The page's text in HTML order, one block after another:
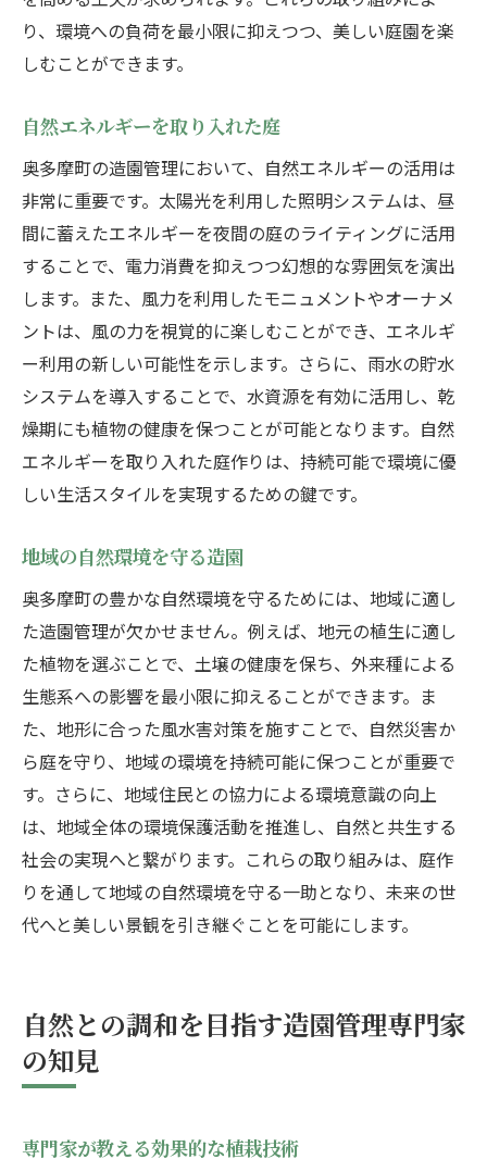
り、環境への負荷を最小限に抑えつつ、美しい庭園を楽
しむことができます。
自然エネルギーを取り入れた庭
奥多摩町の造園管理において、自然エネルギーの活用は
非常に重要です。太陽光を利用した照明システムは、昼
間に蓄えたエネルギーを夜間の庭のライティングに活用
することで、電力消費を抑えつつ幻想的な雰囲気を演出
します。また、風力を利用したモニュメントやオーナメ
ントは、風の力を視覚的に楽しむことができ、エネルギ
ー利用の新しい可能性を示します。さらに、雨水の貯水
システムを導入することで、水資源を有効に活用し、乾
燥期にも植物の健康を保つことが可能となります。自然
エネルギーを取り入れた庭作りは、持続可能で環境に優
しい生活スタイルを実現するための鍵です。
地域の自然環境を守る造園
奥多摩町の豊かな自然環境を守るためには、地域に適し
た造園管理が欠かせません。例えば、地元の植生に適し
た植物を選ぶことで、土壌の健康を保ち、外来種による
生態系への影響を最小限に抑えることができます。ま
た、地形に合った風水害対策を施すことで、自然災害か
ら庭を守り、地域の環境を持続可能に保つことが重要で
す。さらに、地域住民との協力による環境意識の向上
は、地域全体の環境保護活動を推進し、自然と共生する
社会の実現へと繋がります。これらの取り組みは、庭作
りを通して地域の自然環境を守る一助となり、未来の世
代へと美しい景観を引き継ぐことを可能にします。
自然との調和を目指す造園管理専門家
の知見
専門家が教える効果的な植栽技術